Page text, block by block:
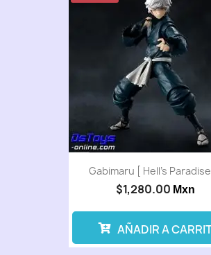
Gabimaru [ Hell's
$1,280.00 Mxn
AÑADIR A